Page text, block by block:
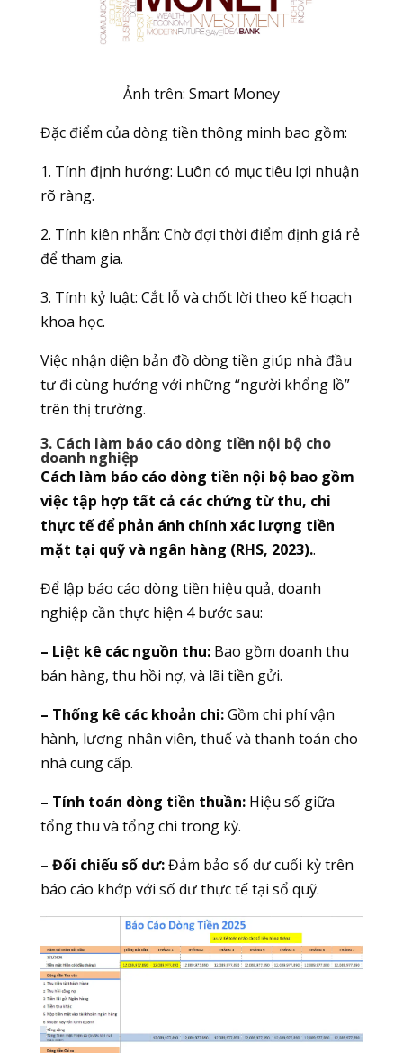
Ảnh trên: Smart Money
Đặc điểm của dòng tiền thông minh bao gồm:
1. Tính định hướng: Luôn có mục tiêu lợi nhuận
rõ ràng.
2. Tính kiên nhẫn: Chờ đợi thời điểm định giá rẻ
để tham gia.
3. Tính kỷ luật: Cắt lỗ và chốt lời theo kế hoạch
khoa học.
Việc nhận diện bản đồ dòng tiền giúp nhà đầu
tư đi cùng hướng với những “người khổng lồ”
trên thị trường.
3. Cách làm báo cáo dòng tiền nội bộ cho
doanh nghiệp
Cách làm báo cáo dòng tiền nội bộ bao gồm
việc tập hợp tất cả các chứng từ thu, chi
thực tế để phản ánh chính xác lượng tiền
mặt tại quỹ và ngân hàng (RHS, 2023)..
Để lập báo cáo dòng tiền hiệu quả, doanh
nghiệp cần thực hiện 4 bước sau:
– Liệt kê các nguồn thu:Bao gồm doanh thu
bán hàng, thu hồi nợ, và lãi tiền gửi.
– Thống kê các khoản chi:Gồm chi phí vận
hành, lương nhân viên, thuế và thanh toán cho
nhà cung cấp.
– Tính toán dòng tiền thuần:Hiệu số giữa
tổng thu và tổng chi trong kỳ.
– Đối chiếu số dư:Đảm bảo số dư cuối kỳ trên
báo cáo khớp với số dư thực tế tại sổ quỹ.